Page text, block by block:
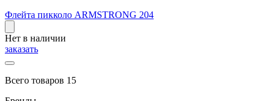
Флейта пикколо ARMSTRONG 204
Нет в наличии
заказать
Всего товаров 15